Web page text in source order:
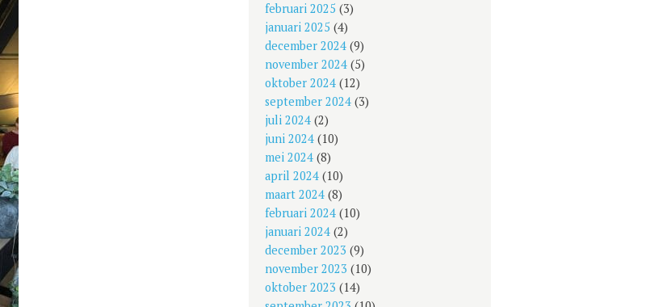
februari 2025 (3)
januari 2025 (4)
december 2024 (9)
november 2024 (5)
oktober 2024 (12)
september 2024 (3)
juli 2024 (2)
juni 2024 (10)
mei 2024 (8)
april 2024 (10)
maart 2024 (8)
februari 2024 (10)
januari 2024 (2)
december 2023 (9)
november 2023 (10)
oktober 2023 (14)